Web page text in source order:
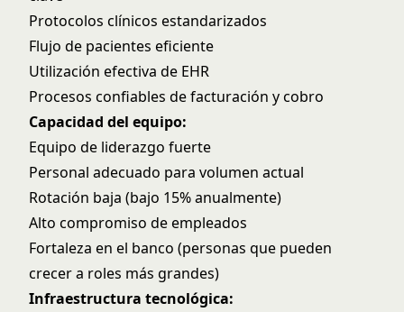
Protocolos clínicos estandarizados
Flujo de pacientes eficiente
Utilización efectiva de EHR
Procesos confiables de facturación y cobro
Capacidad del equipo:
Equipo de liderazgo fuerte
Personal adecuado para volumen actual
Rotación baja (bajo 15% anualmente)
Alto compromiso de empleados
Fortaleza en el banco (personas que pueden
crecer a roles más grandes)
Infraestructura tecnológica: